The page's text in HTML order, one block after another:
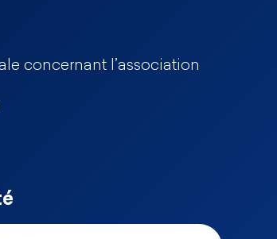
concernant l’association